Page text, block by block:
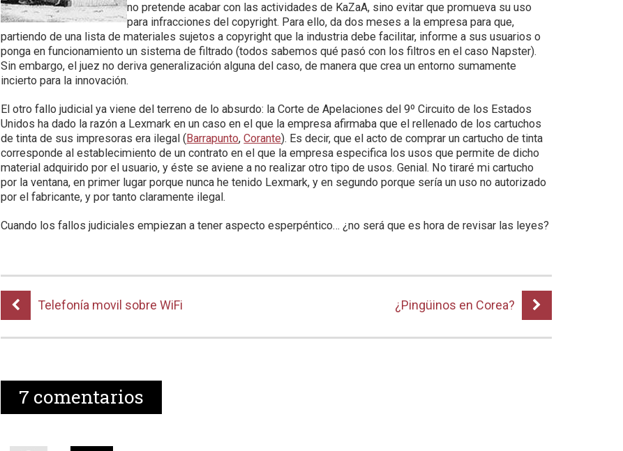
no pretende acabar con las actividades de KaZaA, sino evitar que promueva su uso
para infracciones del copyright. Para ello, da dos meses a la empresa para que,
partiendo de una lista de materiales sujetos a copyright que la industria debe facilitar, informe a sus usuarios o
ponga en funcionamiento un sistema de filtrado (todos sabemos qué pasó con los filtros en el caso Napster).
Sin embargo, el juez no deriva generalización alguna del caso, de manera que crea un entorno sumamente
incierto para la innovación.
El otro fallo judicial ya viene del terreno de lo absurdo: la Corte de Apelaciones del 9º Circuito de los Estados
Unidos ha dado la razón a Lexmark en un caso en el que la empresa afirmaba que el rellenado de los cartuchos
de tinta de sus impresoras era ilegal (Barrapunto,Corante). Es decir, que el acto de comprar un cartucho de tinta
corresponde al establecimiento de un contrato en el que la empresa especifica los usos que permite de dicho
material adquirido por el usuario, y éste se aviene a no realizar otro tipo de usos. Genial. No tiraré mi cartucho
por la ventana, en primer lugar porque nunca he tenido Lexmark, y en segundo porque sería un uso no autorizado
por el fabricante, y por tanto claramente ilegal.
Cuando los fallos judiciales empiezan a tener aspecto esperpéntico… ¿no será que es hora de revisar las leyes?
Telefonía movil sobre WiFi ¿Pingüinos en Corea?
7 comentarios